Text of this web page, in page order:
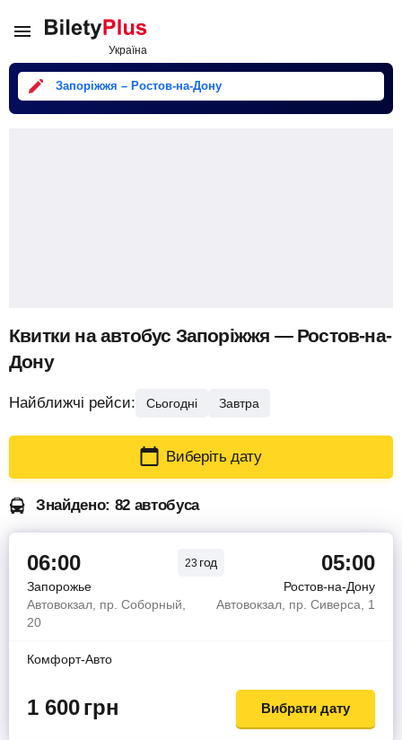
Запоріжжя – Ростов-на-Дону
Квитки на автобус Запоріжжя — Ростов-на-
Дону
Найближчі рейси: Сьогодні Завтра
Виберіть дату
Знайдено: 82 автобуса
06:00 23 год 05:00
Запорожье
Ростов-на-Дону
Автовокзал, пр. Соборный,
20
Автовокзал, пр. Сиверса, 1
Комфорт-Авто
1 600грн Вибрати дату